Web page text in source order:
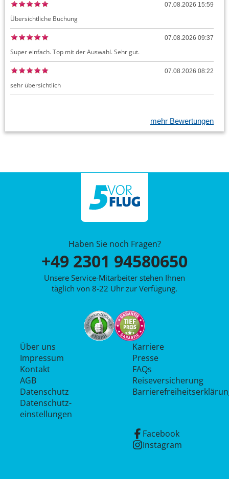
07.08.2026 15:59
Übersichtliche Buchung
07.08.2026 09:37
Super einfach. Top mit der Auswahl. Sehr gut.
07.08.2026 08:22
sehr übersichtlich
mehr Bewertungen
Haben Sie noch Fragen?
+49 2301 94580650
Unsere Service-Mitarbeiter stehen Ihnen
täglich von 8-22 Uhr zur Verfügung.
Über uns
Impressum
Kontakt
AGB
Datenschutz
Datenschutz­
einstellungen
Karriere
Presse
FAQs
Reiseversicherung
Facebook
Instagram